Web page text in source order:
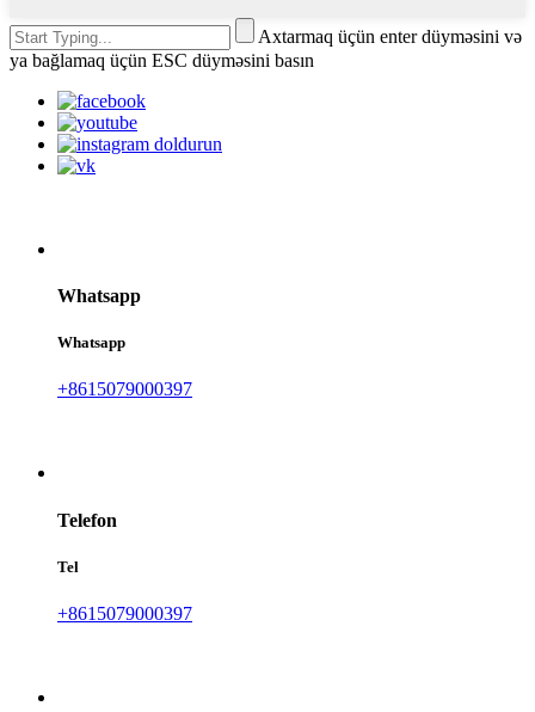
Axtarmaq üçün enter düyməsini və
ya bağlamaq üçün ESC düyməsini basın
Whatsapp
Whatsapp
+8615079000397
Telefon
Tel
+8615079000397